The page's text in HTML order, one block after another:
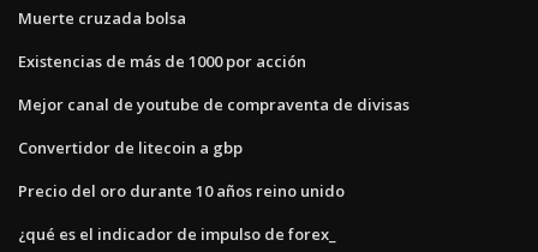
Muerte cruzada bolsa
Existencias de más de 1000 por acción
Mejor canal de youtube de compraventa de divisas
Convertidor de litecoin a gbp
Precio del oro durante 10 años reino unido
¿qué es el indicador de impulso de forex_